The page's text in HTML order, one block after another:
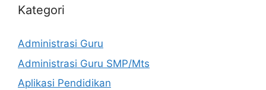
Kategori
Administrasi Guru
Administrasi Guru SMP/Mts
Aplikasi Pendidikan